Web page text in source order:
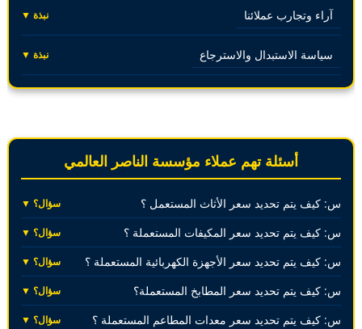
آراء وتجارب عملائنا نبذة ▼
سياسة الاستبدال والاسترجاع نبذة ▼
أسئلة تهم عملاء مؤسسة الناصر العالمي
س: كيف يتم تحديد سعر الأثاث المستعمل ؟ سؤال؟ ▼
س: كيف يتم تحديد سعر المكيفات المستعملة ؟ سؤال؟ ▼
س: كيف يتم تحديد سعر الأجهزة الكهربائية المستعملة ؟ سؤال؟ ▼
س: كيف يتم تحديد سعر المطابخ المستعملة؟ سؤال؟ ▼
س: كيف يتم تحديد سعر معدات المطاعم المستعملة ؟ سؤال؟ ▼